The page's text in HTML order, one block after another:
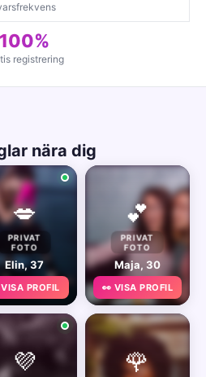
100%
registrering
nära dig
💋
PRIVAT
FOTO
Elin, 37
PROFIL
💕
PRIVAT
FOTO
Maja, 30
👀 VISA PROFIL
💜 🌹